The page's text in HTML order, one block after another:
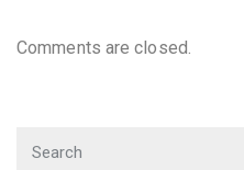
Comments are closed.